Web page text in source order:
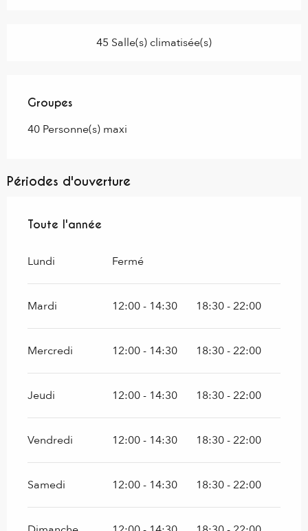
45 Salle(s) climatisée(s)
Groupes
Groupes
40 Personne(s) maxi
Périodes d'ouverture
Toute l'année
Toute l'année
Lundi Fermé
Mardi 12:00 - 14:30 18:30 - 22:00
Mercredi 12:00 - 14:30 18:30 - 22:00
Jeudi 12:00 - 14:30 18:30 - 22:00
Vendredi 12:00 - 14:30 18:30 - 22:00
Samedi 12:00 - 14:30 18:30 - 22:00